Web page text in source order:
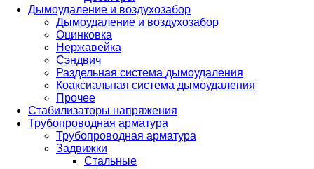
Дымоудаление и воздухозабор
Дымоудаление и воздухозабор
Оцинковка
Нержавейка
Сэндвич
Раздельная система дымоудаления
Коаксиальная система дымоудаления
Прочее
Стабилизаторы напряжения
Трубопроводная арматура
Трубопроводная арматура
Задвижки
Стальные